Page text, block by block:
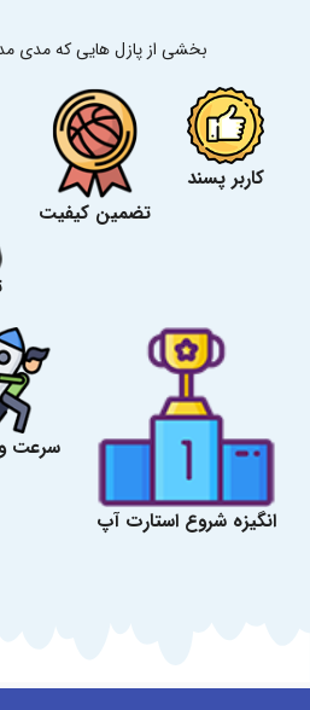
بخشی از پازل هایی که مدی
کاربر پسند
تضمین کیفیت
انگیزه شروع استارت آپ
سرعت